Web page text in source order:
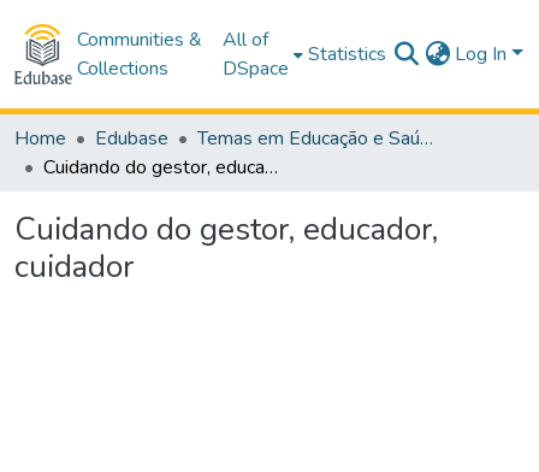
Communities &
Collections
All of
DSpace
Statistics Log In
Home Edubase
Temas em Educação e Saúde
Cuidando do gestor, educador, cuidador
Cuidando do gestor, educador,
cuidador